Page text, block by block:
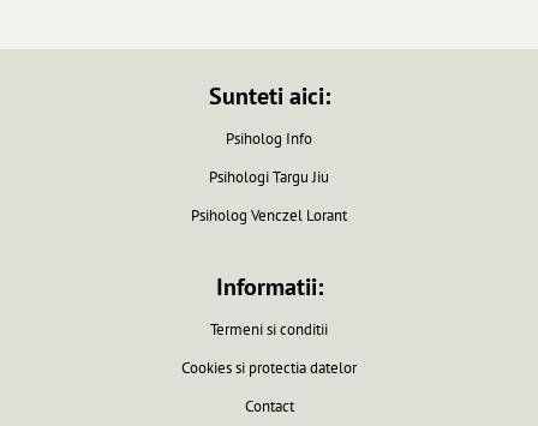
Sunteti aici:
Psiholog Info
Psihologi Targu Jiu
Psiholog Venczel Lorant
Informatii:
Termeni si conditii
Cookies si protectia datelor
Contact